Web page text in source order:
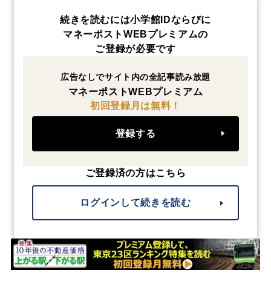
続きを読むには小学館IDならびに
マネーポストWEBプレミアムの
ご登録が必要です
広告なしでサイト内の全記事読み放題
マネーポストWEBプレミアム
初回登録月は無料！
登録する
ご登録済の方はこちら
ログインして続きを読む